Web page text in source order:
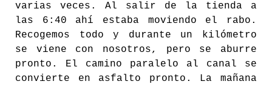
varias veces. Al salir de la tienda a
las 6:40 ahí estaba moviendo el rabo.
Recogemos todo y durante un kilómetro
se viene con nosotros, pero se aburre
pronto. El camino paralelo al canal se
convierte en asfalto pronto. La mañana